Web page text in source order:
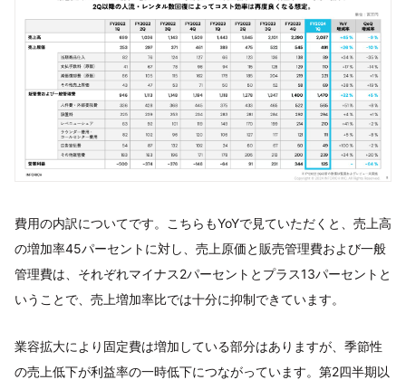
費用の内訳についてです。こちらもYoYで見ていただくと、売上高
の増加率45パーセントに対し、売上原価と販売管理費および一般
管理費は、それぞれマイナス2パーセントとプラス13パーセントと
いうことで、売上増加率比では十分に抑制できています。
業容拡大により固定費は増加している部分はありますが、季節性
の売上低下が利益率の一時低下につながっています。第2四半期以